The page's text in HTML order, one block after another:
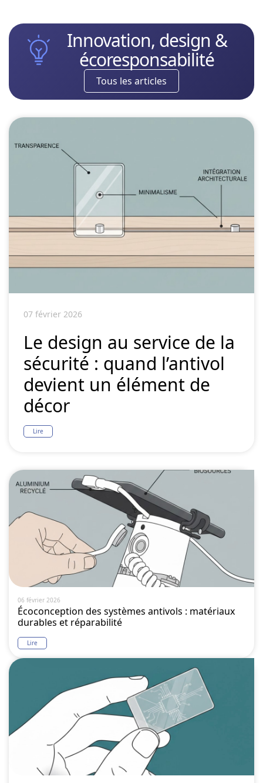
Innovation, design &
écoresponsabilité
Tous les articles
07 février 2026
Le design au service de la
sécurité : quand l’antivol
devient un élément de
décor
Lire
06 février 2026
Écoconception des systèmes antivols : matériaux
durables et réparabilité
Lire